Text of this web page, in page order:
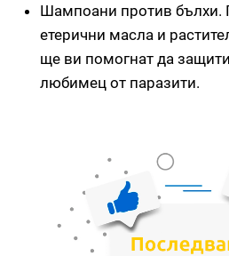
Шампоани против бълхи.
етерични масла и
ще ви помогнат да
любимец от паразити.